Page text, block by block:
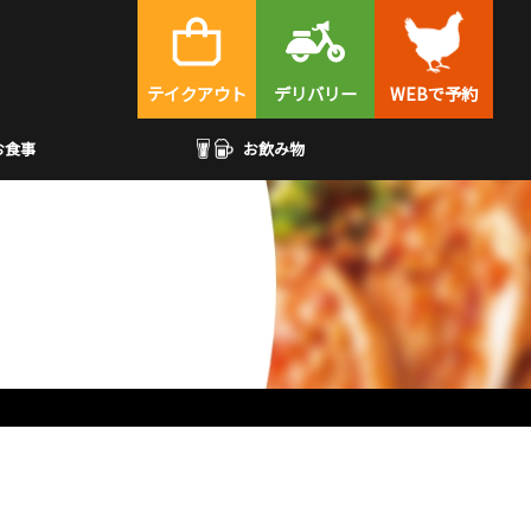
テイクアウト デリバリー WEBで予約
食事 お飲み物